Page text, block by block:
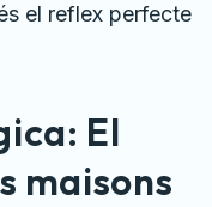
el reflex perfecte
El
maisons